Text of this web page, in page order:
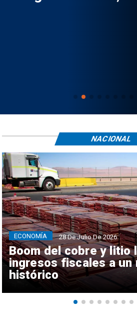
Boom del cobre y litio
ingresos fiscales a un
histórico
ECONOMÍA 28 De Julio De 2026
NACIONAL